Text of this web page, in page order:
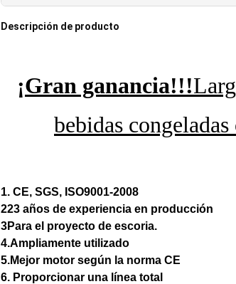
Descripción de producto
¡Gran ganancia!!!
bebidas
1. CE, SGS, ISO9001-2008
223 años de experiencia en producción
3Para el proyecto de escoria.
4.Ampliamente utilizado
5.Mejor motor según la norma CE
6. Proporcionar una línea total